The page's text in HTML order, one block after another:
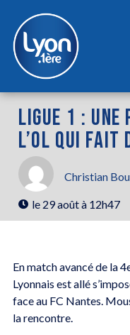
LIGUE 1 : UNE
L’OL QUI FAIT
Christian
le 29 août à 12h47
En match avancé de la
Lyonnais est allé
face au FC Nantes.
la rencontre.